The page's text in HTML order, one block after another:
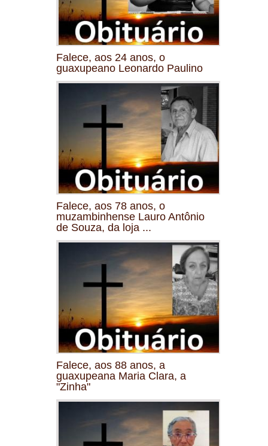
Falece, aos 24 anos, o
guaxupeano Leonardo Paulino
Falece, aos 78 anos, o
muzambinhense Lauro Antônio
de Souza, da loja ...
Falece, aos 88 anos, a
guaxupeana Maria Clara, a
"Zinha"